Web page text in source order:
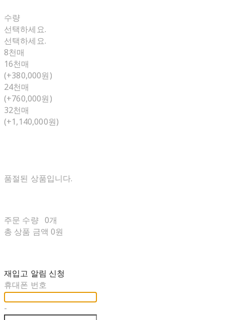
수량
선택하세요.
선택하세요.
8천매
16천매
(+380,000원)
24천매
(+760,000원)
32천매
(+1,140,000원)
품절된 상품입니다.
주문 수량 0개
총 상품 금액 0원
재입고 알림 신청
휴대폰 번호
-